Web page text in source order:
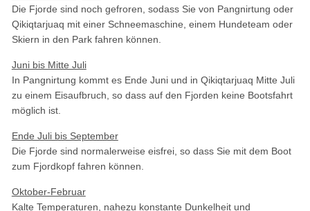
Die Fjorde sind noch gefroren, sodass Sie von Pangnirtung oder
Qikiqtarjuaq mit einer Schneemaschine, einem Hundeteam oder
Skiern in den Park fahren können.
Juni bis Mitte Juli
In Pangnirtung kommt es Ende Juni und in Qikiqtarjuaq Mitte Juli
zu einem Eisaufbruch, so dass auf den Fjorden keine Bootsfahrt
möglich ist.
Ende Juli bis September
Die Fjorde sind normalerweise eisfrei, so dass Sie mit dem Boot
zum Fjordkopf fahren können.
Oktober-Februar
Kalte Temperaturen, nahezu konstante Dunkelheit und